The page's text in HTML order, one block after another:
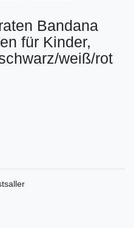
Bandana
für Kinder,
weiß/rot